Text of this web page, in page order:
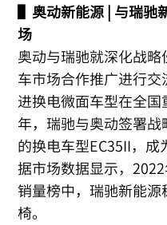
▌奥动新能源 | 与瑞驰
场
奥动与瑞驰就深化战
车市场合作推广进行
进换电微面车型在全
年，瑞驰与奥动签署
的换电车型EC35II，成
据市场数据显示，
销量榜中，瑞驰新能
椅。